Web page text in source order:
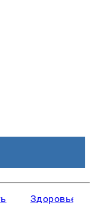
Здоровье